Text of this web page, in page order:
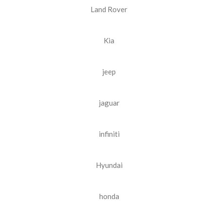
Land Rover
Kia
jeep
jaguar
infiniti
Hyundai
honda